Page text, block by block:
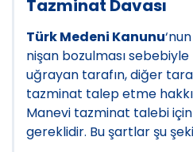
Tazminat Davası
Türk Medeni Kanunu
nişan bozulması sebebiyle
uğrayan tarafın, diğer
tazminat talep etme
Manevi tazminat talebi için
gereklidir. Bu şartlar şu